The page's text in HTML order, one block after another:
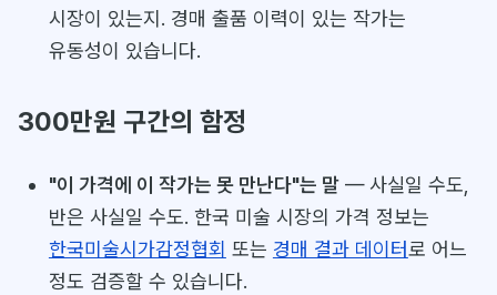
시장이 있는지. 경매 출품 이력이 있는 작가는
유동성이 있습니다.
300만원 구간의 함정
"이 가격에 이 작가는 못 만난다"는 말— 사실일 수도,
반은 사실일 수도. 한국 미술 시장의 가격 정보는
한국미술시가감정협회 또는 경매 결과 데이터로 어느
정도 검증할 수 있습니다.